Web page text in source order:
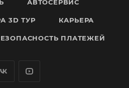
АВТОСЕРВИС
3D ТУР КАРЬЕРА
ПЛАТЕЖЕЙ